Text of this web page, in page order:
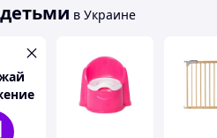
в Украине